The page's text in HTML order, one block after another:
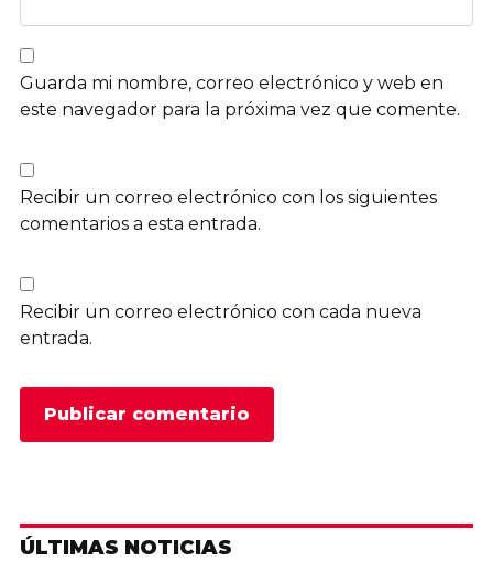
Guarda mi nombre, correo electrónico y web en
este navegador para la próxima vez que comente.
Recibir un correo electrónico con los siguientes
comentarios a esta entrada.
Recibir un correo electrónico con cada nueva
entrada.
ÚLTIMAS NOTICIAS